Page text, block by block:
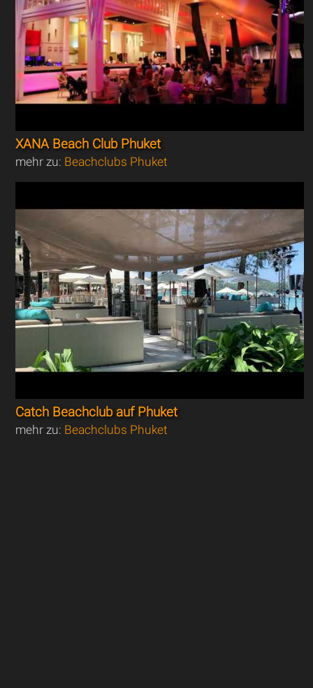
XANA Beach Club Phuket
mehr zu: Beachclubs Phuket
Catch Beachclub auf Phuket
mehr zu: Beachclubs Phuket